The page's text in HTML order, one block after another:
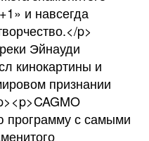
и навсегда
p>
Эйнауди
кинокартины и
признании
программу с самыми